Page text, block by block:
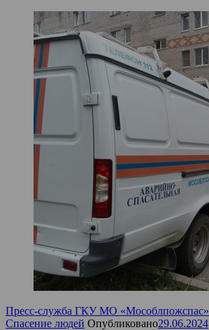
Пресс-служба ГКУ МО «Мособлпожспас»
Спасение людей Опубликовано29.06.2024